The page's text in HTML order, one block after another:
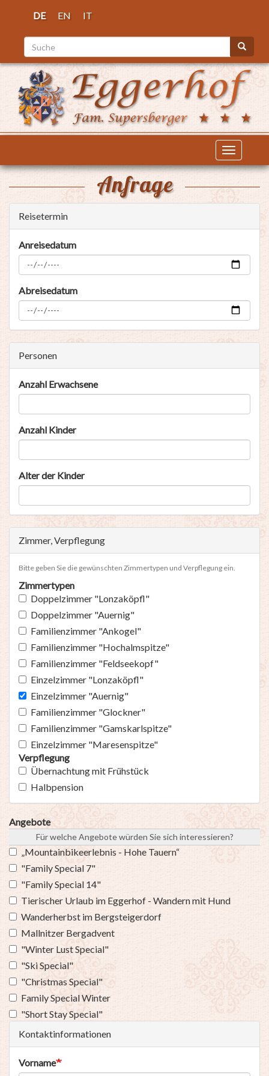
DE EN IT
Suche Suche
Anfrage
Reisetermin
Anreisedatum
Abreisedatum
Personen
Anzahl Erwachsene
Anzahl Kinder
Alter der Kinder
Zimmer, Verpflegung
Bitte geben Sie die gewünschten Zimmertypen und Verpflegung ein.
Zimmertypen
Doppelzimmer "Lonzaköpfl"
Doppelzimmer "Auernig"
Familienzimmer "Ankogel"
Familienzimmer "Hochalmspitze"
Familienzimmer "Feldseekopf"
Einzelzimmer "Lonzaköpfl"
Einzelzimmer "Auernig"
Familienzimmer "Glockner"
Familienzimmer "Gamskarlspitze"
Einzelzimmer "Maresenspitze"
Verpflegung
Übernachtung mit Frühstück
Halbpension
Angebote
Für welche Angebote würden Sie sich interessieren?
„Mountainbikeerlebnis - Hohe Tauern“
"Family Special 7"
"Family Special 14"
Tierischer Urlaub im Eggerhof - Wandern mit Hund
Wanderherbst im Bergsteigerdorf
Mallnitzer Bergadvent
"Winter Lust Special"
"Ski Special"
"Christmas Special"
Family Special Winter
"Short Stay Special"
Kontaktinformationen
Vorname